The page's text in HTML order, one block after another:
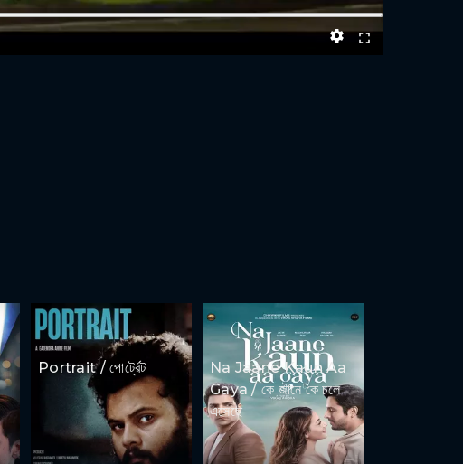
Portrait / পোর্ট্রেট
Na Jaane Kaun Aa
Gaya / কে জানে কে চলে
এসেছে